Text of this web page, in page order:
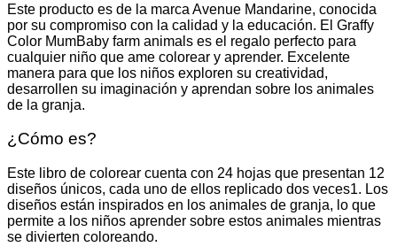
Este producto es de la marca Avenue Mandarine, conocida
por su compromiso con la calidad y la educación. El Graffy
Color MumBaby farm animals es el regalo perfecto para
cualquier niño que ame colorear y aprender. Excelente
manera para que los niños exploren su creatividad,
desarrollen su imaginación y aprendan sobre los animales
de la granja.
¿Cómo es?
Este libro de colorear cuenta con 24 hojas que presentan 12
diseños únicos, cada uno de ellos replicado dos veces1. Los
diseños están inspirados en los animales de granja, lo que
permite a los niños aprender sobre estos animales mientras
se divierten coloreando.